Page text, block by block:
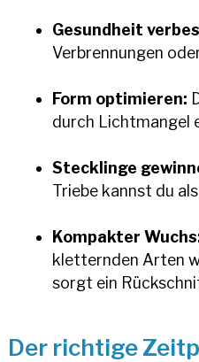
Gesundheit
Verbrennungen
Form optimieren:
durch Lichtmangel
Stecklinge
Triebe kannst du
Kompakter
kletternden Arten
sorgt ein
Der richtige